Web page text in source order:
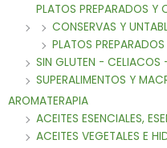
PLATOS PREPARADOS Y
CONSERVAS Y
PLATOS PREPARADOS
SIN GLUTEN - CELIACOS
SUPERALIMENTOS Y
AROMATERAPIA
ACEITES ESENCIALES,
ACEITES VEGETALES E